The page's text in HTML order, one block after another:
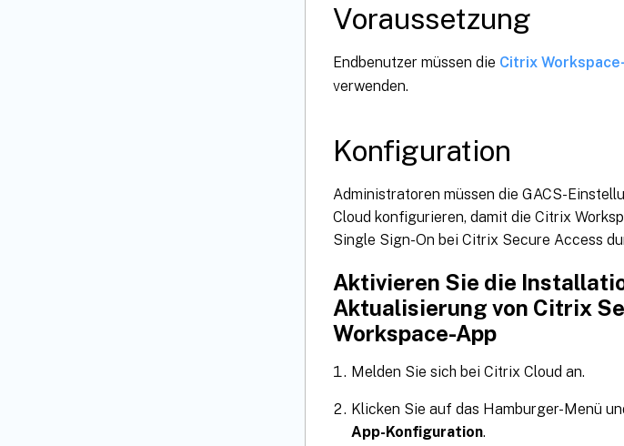
Voraussetzung
Endbenutzer müssen die Citrix
verwenden.
Konfiguration
Administratoren müssen die GACS-
Cloud konfigurieren, damit die Citrix
Single Sign-On bei Citrix Secure Access
Aktivieren Sie die
Aktualisierung von Citrix
Workspace-App
Melden Sie sich bei Citrix Cloud an.
Klicken Sie auf das Hamburger-Menü
App-Konfiguration.